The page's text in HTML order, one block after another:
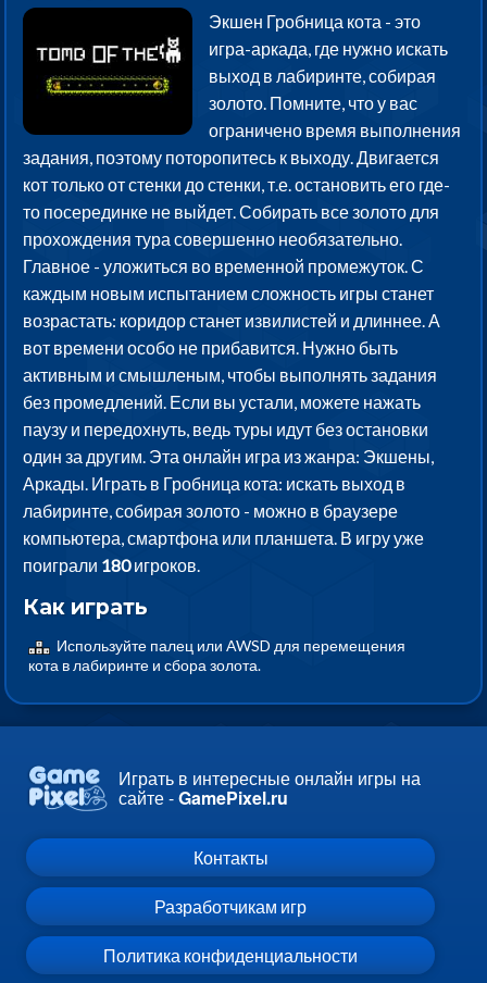
Экшен Гробница кота - это
игра-аркада, где нужно искать
выход в лабиринте, собирая
золото. Помните, что у вас
ограничено время выполнения
задания, поэтому поторопитесь к выходу. Двигается
кот только от стенки до стенки, т.е. остановить его где-
то посерединке не выйдет. Собирать все золото для
прохождения тура совершенно необязательно.
Главное - уложиться во временной промежуток. С
каждым новым испытанием сложность игры станет
возрастать: коридор станет извилистей и длиннее. А
вот времени особо не прибавится. Нужно быть
активным и смышленым, чтобы выполнять задания
без промедлений. Если вы устали, можете нажать
паузу и передохнуть, ведь туры идут без остановки
один за другим. Эта онлайн игра из жанра: Экшены,
Аркады. Играть в Гробница кота: искать выход в
лабиринте, собирая золото - можно в браузере
компьютера, смартфона или планшета. В игру уже
поиграли 180игроков.
Как играть
Используйте палец или AWSD для перемещения
кота в лабиринте и сбора золота.
Играть в интересные онлайн игры на
сайте -GamePixel.ru
Контакты
Разработчикам игр
Политика конфиденциальности